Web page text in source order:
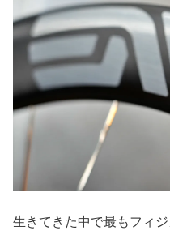
生きてきた中で最もフィ